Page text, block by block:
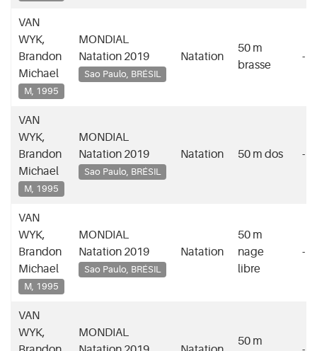
VAN
WYK,
Brandon
Michael
M, 1995
MONDIAL
Natation 2019
Sao Paulo, BRÉSIL
Natation
50 m
brasse
-
VAN
WYK,
Brandon
Michael
M, 1995
MONDIAL
Natation 2019
Sao Paulo, BRÉSIL
Natation 50 m dos -
VAN
WYK,
Brandon
Michael
M, 1995
MONDIAL
Natation 2019
Sao Paulo, BRÉSIL
Natation
50 m
nage
libre
-
VAN
WYK,
MONDIAL
50 m